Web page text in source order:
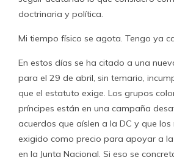
doctrinaria y política.
Mi tiempo físico se agota. Tengo ya
En estos días se ha citado a una
para el 29 de abril, sin temario,
que el estatuto exige. Los grupos
príncipes están en una campaña
acuerdos que aíslen a la DC y que los
exigido como precio para apoyar a
en la Junta Nacional. Si eso se